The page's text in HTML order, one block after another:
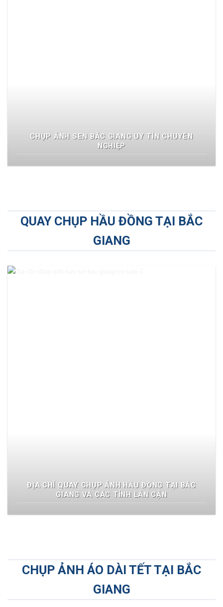
CHỤP ẢNH SEN BẮC GIANG UY TÍN CHUYÊN
NGHIỆP
QUAY CHỤP HẦU ĐỒNG TẠI BẮC
GIANG
ĐỊA CHỈ QUAY CHỤP ẢNH HẦU ĐỒNG TẠI BẮC
GIANG VÀ CÁC TỈNH LÂN CẬN
CHỤP ẢNH ÁO DÀI TẾT TẠI BẮC
GIANG